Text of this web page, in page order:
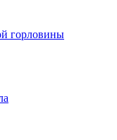
горловины